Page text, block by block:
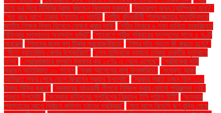
দিয়ে ভর দিয়ে টিসিবির ট্রাক খুঁজছেন বিল্লাল সরদার" "লিভারপুল কখন চ্যাম্পিয়ন হবে?"
"শত বছর আগে ঢাকায় ইফতার ও সাহ্‌রি" "শহীদ বুদ্ধিজীবী শামসুজ্জোহার মৃত্যুদিবসকে
জাতীয় শিক্ষক দিবস হিসেবে ঘোষণা করার দাবি" "শহীদ মিনারে ৬ দফা দাবিতে চাকরিচ্যুত
বিডিআর সদস্যদের অবস্থান ধর্মঘট" "শাহবাগে শহীদ পরিবারের সদস্যদের সাড়ে ৫ ঘণ্টা
অবরোধ "শিশুদের জন্য ফ্লু টিকার প্রয়োজনীয়তা" "শিশুর দাঁত নড়লে কী করতে হবে?"
"শীতে ব্যাডমিন্টন খেলার উপকারিতা" "শেখ হাসিনাকে থামাতে ঢাকায় ভারতীয় দূতাবাসে
তলব" "শেয়ারবাজারে মূলধনি মুনাফার কর ১৫% এ নেমে এসেছে" "শ্রমিকেরা দাবি
করছেন অতিরিক্ত ১০ শতাংশ "সবুজ আপেলের নানা উপকারিতা" "সংযুক্ত আরব
আমিরাত সফর শেষে দেশে ফিরলেন প্রধান উপদেষ্টা" "সরকার প্রতি ডজন ডিম ১৩০
টাকায় বিক্রি করবে" "সরকারের আওয়ামী লীগকে নিষিদ্ধ করার কোনো পরিকল্পনা নেই:
প্রধান উপদেষ্টা" "সংস্কার কমিশনের সুপারিশের বিরুদ্ধে ইসি পাঠাল চিঠি" "সংস্কার
প্রস্তাবের আগে নির্বাচন কমিশন গঠনের প্রক্রিয়া" "সাত মাসে বিদেশি ঋণ বৃদ্ধি পেয়ে